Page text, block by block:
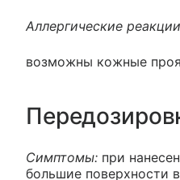
Аллергические
возможны кожные
Симптомы: при
большие поверхности